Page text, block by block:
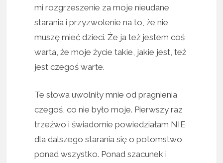
mi rozgrzeszenie za moje nieudane
starania i przyzwolenie na to, że nie
muszę mieć dzieci. Że ja też jestem coś
warta, że moje życie takie, jakie jest, też
jest czegoś warte.
Te słowa uwolniły mnie od pragnienia
czegoś, co nie było moje. Pierwszy raz
trzeźwo i świadomie powiedziałam NIE
dla dalszego starania się o potomstwo
ponad wszystko. Ponad szacunek i